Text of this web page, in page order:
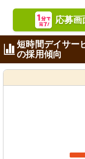
応募画
短時間デイサー
の採用傾向